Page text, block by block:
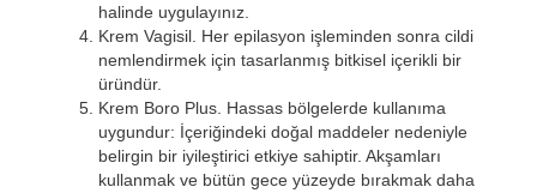
halinde uygulayınız.
Krem Vagisil. Her epilasyon işleminden sonra cildi
nemlendirmek için tasarlanmış bitkisel içerikli bir
üründür.
Krem Boro Plus. Hassas bölgelerde kullanıma
uygundur: İçeriğindeki doğal maddeler nedeniyle
belirgin bir iyileştirici etkiye sahiptir. Akşamları
kullanmak ve bütün gece yüzeyde bırakmak daha